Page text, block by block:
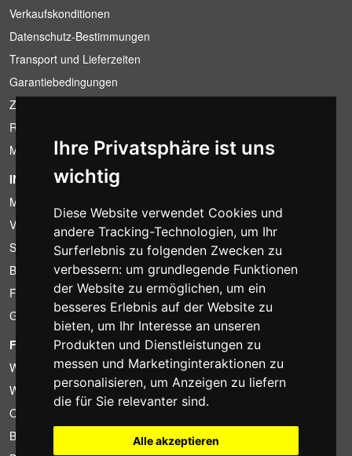
Ihre Privatsphäre ist uns
wichtig
Diese Website verwendet Cookies und
andere Tracking-Technologien, um Ihr
Surferlebnis zu folgenden Zwecken zu
verbessern: um grundlegende Funktionen
der Website zu ermöglichen, um ein
besseres Erlebnis auf der Website zu
bieten, um Ihr Interesse an unseren
Produkten und Dienstleistungen zu
messen und Marketinginteraktionen zu
personalisieren, um Anzeigen zu liefern
die für Sie relevanter sind.
Alle akzeptieren
Verkaufskonditionen
Datenschutz-Bestimmungen
Transport und Lieferzeiten
Garantiebedingungen
Zahlungsbedingungen
Ruecktrittsrecht
MwSt-Bedingungen
INFORMATION
Mietbedingungen
Verkaufsangebote
Sparpakete
Billiger gefunden?
Finanzierung
Gebrauchtartikel
FOTOCOLOMBO.IT
Wer wir sind
Wo wir sind
Oeffnungszeiten
Bewertungen auf Trovaprezzi